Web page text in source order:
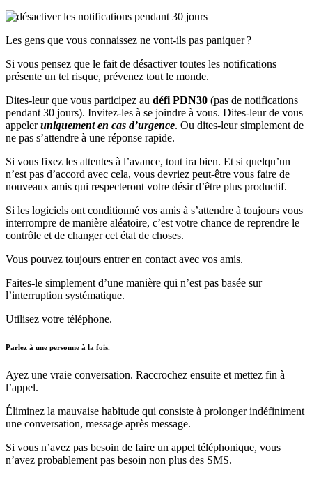
Les gens que vous connaissez ne vont-ils pas paniquer ?
Si vous pensez que le fait de désactiver toutes les notifications
présente un tel risque, prévenez tout le monde.
Dites-leur que vous participez au défi PDN30 (pas de notifications
pendant 30 jours). Invitez-les à se joindre à vous. Dites-leur de vous
appeleruniquement en cas d’urgence. Ou dites-leur simplement de
ne pas s’attendre à une réponse rapide.
Si vous fixez les attentes à l’avance, tout ira bien. Et si quelqu’un
n’est pas d’accord avec cela, vous devriez peut-être vous faire de
nouveaux amis qui respecteront votre désir d’être plus productif.
Si les logiciels ont conditionné vos amis à s’attendre à toujours vous
interrompre de manière aléatoire, c’est votre chance de reprendre le
contrôle et de changer cet état de choses.
Vous pouvez toujours entrer en contact avec vos amis.
Faites-le simplement d’une manière qui n’est pas basée sur
l’interruption systématique.
Utilisez votre téléphone.
Parlez à une personne à la fois.
Ayez une vraie conversation. Raccrochez ensuite et mettez fin à
l’appel.
Éliminez la mauvaise habitude qui consiste à prolonger indéfiniment
une conversation, message après message.
Si vous n’avez pas besoin de faire un appel téléphonique, vous
n’avez probablement pas besoin non plus des SMS.